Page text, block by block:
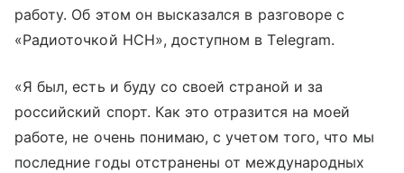
работу. Об этом он высказался в разговоре с
«Радиоточкой НСН», доступном в Telegram.
«Я был, есть и буду со своей страной и за
российский спорт. Как это отразится на моей
работе, не очень понимаю, с учетом того, что мы
последние годы отстранены от международных